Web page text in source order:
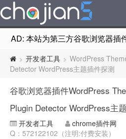
AD: 本站为第三方谷歌浏览器插
> 开发者工具 > WordPress
Detector WordPress主题插件探测
谷歌浏览器插件WordPress
Plugin Detector WordPress主
开发者工具 chrome插件网
Q：572122102（注明:付费安装）